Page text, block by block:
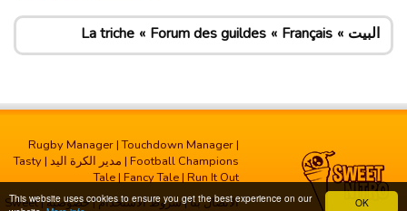
OK
This website uses cookies to ensure you get the best experience on our
البيت Français
Forum des guildes
La triche
Rugby Manager |Touchdown Manager |
Football Champions
| مدیر الکرة الید |
Tasty
Tale | Fancy Tale | Run It Out
الاتصال بنا|شروط الاستخدام|خصوصية | Sweet